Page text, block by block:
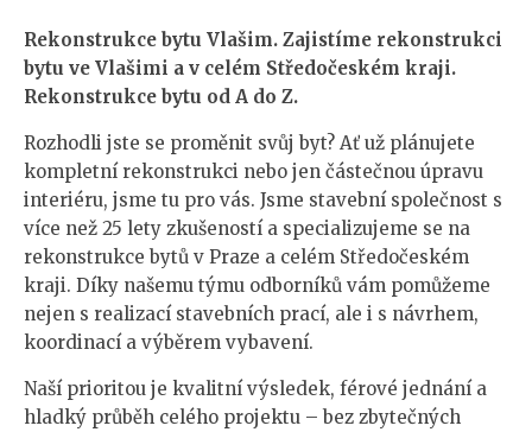
Rekonstrukce bytu Vlašim. Zajistíme rekonstrukci
bytu ve Vlašimi a v celém Středočeském kraji.
Rekonstrukce bytu od A do Z.
Rozhodli jste se proměnit svůj byt? Ať už plánujete
kompletní rekonstrukci nebo jen částečnou úpravu
interiéru, jsme tu pro vás. Jsme stavební společnost s
více než 25 lety zkušeností a specializujeme se na
rekonstrukce bytů v Praze a celém Středočeském
kraji. Díky našemu týmu odborníků vám pomůžeme
nejen s realizací stavebních prací, ale i s návrhem,
koordinací a výběrem vybavení.
Naší prioritou je kvalitní výsledek, férové jednání a
hladký průběh celého projektu – bez zbytečných